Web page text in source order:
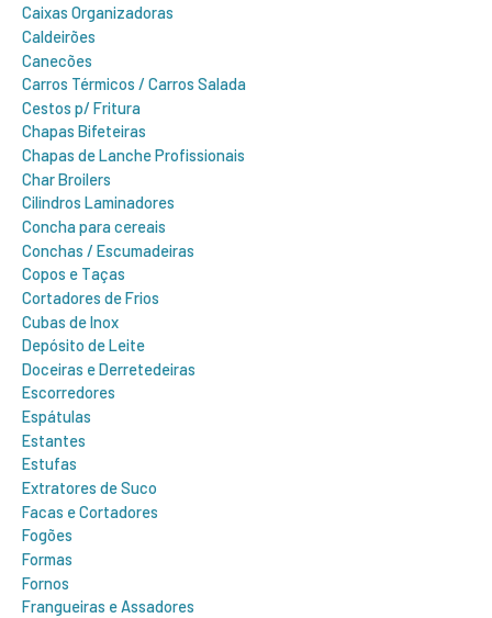
Caixas Organizadoras
Caldeirões
Canecões
Carros Térmicos / Carros Salada
Cestos p/ Fritura
Chapas Bifeteiras
Chapas de Lanche Profissionais
Char Broilers
Cilindros Laminadores
Concha para cereais
Conchas / Escumadeiras
Copos e Taças
Cortadores de Frios
Cubas de Inox
Depósito de Leite
Doceiras e Derretedeiras
Escorredores
Espátulas
Estantes
Estufas
Extratores de Suco
Facas e Cortadores
Fogões
Formas
Fornos
Frangueiras e Assadores